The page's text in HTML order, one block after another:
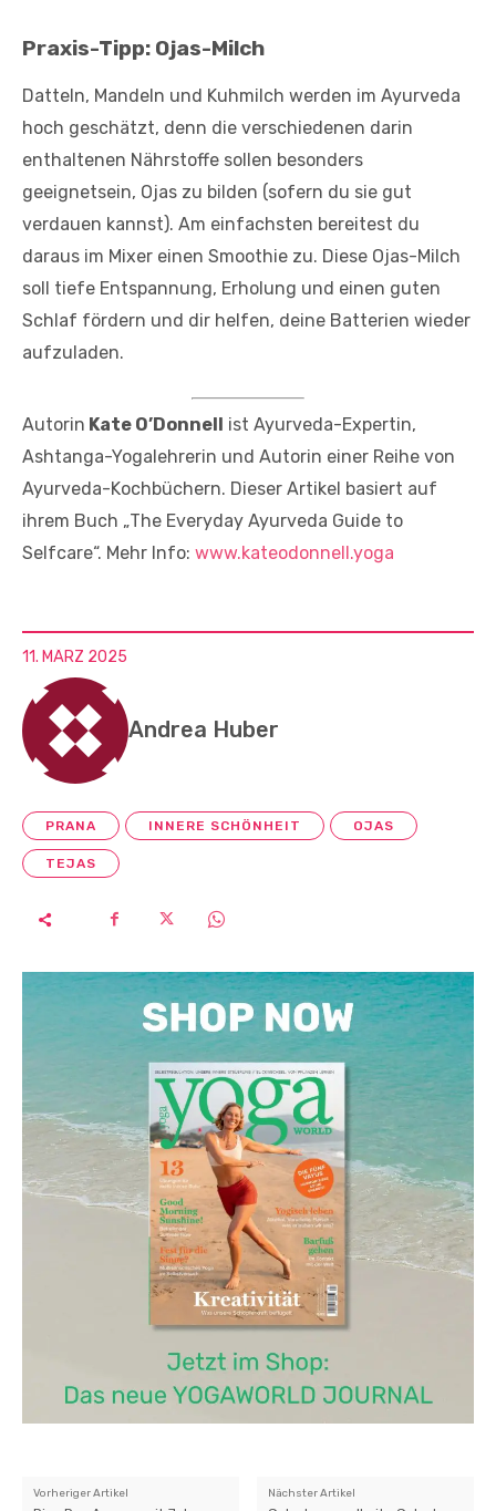
Praxis-Tipp: Ojas-Milch
Datteln, Mandeln und Kuhmilch werden im Ayurveda
hoch geschätzt, denn die verschiedenen darin
enthaltenen Nährstoffe sollen besonders
geeignetsein, Ojas zu bilden (sofern du sie gut
verdauen kannst). Am einfachsten bereitest du
daraus im Mixer einen Smoothie zu. Diese Ojas-Milch
soll tiefe Entspannung, Erholung und einen guten
Schlaf fördern und dir helfen, deine Batterien wieder
aufzuladen.
Autorin Kate O’Donnell ist Ayurveda-Expertin,
Ashtanga-Yogalehrerin und Autorin einer Reihe von
Ayurveda-Kochbüchern. Dieser Artikel basiert auf
ihrem Buch „The Everyday Ayurveda Guide to
Selfcare“. Mehr Info: www.kateodonnell.yoga
11. MÄRZ 2025
Andrea Huber
PRANA INNERE SCHÖNHEIT OJAS
TEJAS
Vorheriger Artikel Nächster Artikel